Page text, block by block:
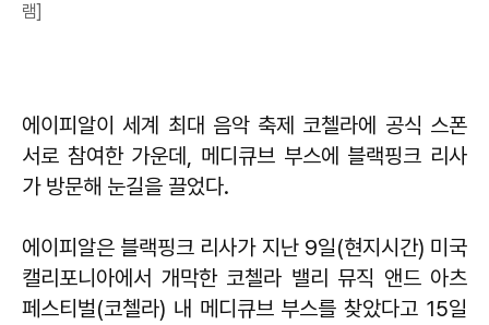
램]
에이피알이 세계 최대 음악 축제 코첼라에 공식 스폰
서로 참여한 가운데, 메디큐브 부스에 블랙핑크 리사
가 방문해 눈길을 끌었다.
에이피알은 블랙핑크 리사가 지난 9일(현지시간) 미국
캘리포니아에서 개막한 코첼라 밸리 뮤직 앤드 아츠
페스티벌(코첼라) 내 메디큐브 부스를 찾았다고 15일